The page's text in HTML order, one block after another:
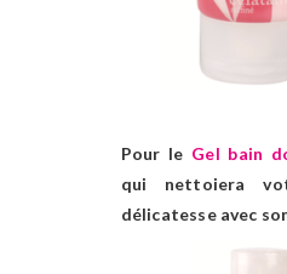
Pour le Gel bain
qui nettoiera
délicatesse avec